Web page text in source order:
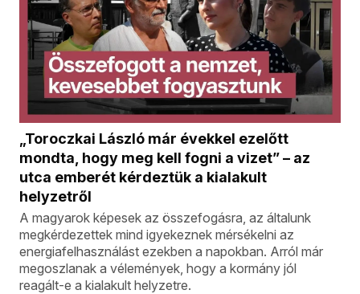
„Toroczkai László már évekkel ezelőtt
mondta, hogy meg kell fogni a vizet” – az
utca emberét kérdeztük a kialakult
helyzetről
A magyarok képesek az összefogásra, az általunk
megkérdezettek mind igyekeznek mérsékelni az
energiafelhasználást ezekben a napokban. Arról már
megoszlanak a vélemények, hogy a kormány jól
reagált-e a kialakult helyzetre.